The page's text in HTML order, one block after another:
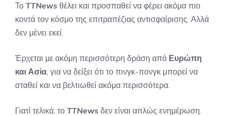
Το TTNews θέλει και προσπαθεί να φέρει ακόμα πιο
κοντά τον κόσμο της επιτραπέζιας αντισφαίρισης. Αλλά
δεν μένει εκεί.
Έρχεται με ακόμη περισσότερη δράση από Ευρώπη
και Ασία, για να δείξει ότι το πινγκ-πονγκ μπορεί να
σταθεί και να βελτιωθεί ακόμα περισσότερα.
Γιατί τελικά, το TTNews δεν είναι απλώς ενημέρωση.